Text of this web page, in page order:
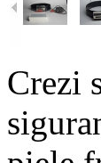
Crezi